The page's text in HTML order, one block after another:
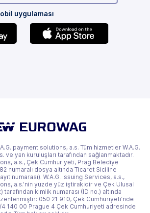
uygulaması
payment solutions, a.s. Tüm hizmetler W.A.G.
ve yan kuruluşları tarafından sağlanmaktadır.
a.s., Çek Cumhuriyeti, Prag Belediye
numaralı dosya altında Ticaret Siciline
numarası). W.A.G. Issuing Services, a.s.,
a.s.'nin yüzde yüz iştirakidir ve Çek Ulusal
tarafından kimlik numarası (ID no.) altında
050 21 910, Çek Cumhuriyeti'nde
4 140 00 Prague 4 Çek Cumhuriyeti adresinde